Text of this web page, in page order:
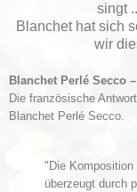
singt
Blanchet hat sich
wir
Blanchet Perlé Secco
Die französische
Blanchet Perlé Secco.
" Die
überzeugt durch